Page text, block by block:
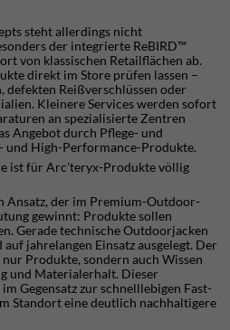
steht allerdings nicht
der integrierte ReBIRD™
von klassischen Retailflächen ab.
direkt im Store prüfen lassen –
defekten Reißverschlüssen oder
Kleinere Services werden sofort
an spezialisierte Zentren
Angebot durch Pflege- und
und High-Performance-Produkte.
ist für Arc'teryx-Produkte völlig
Ansatz, der im Premium-Outdoor-
gewinnt: Produkte sollen
Gerade technische Outdoorjacken
jahrelangen Einsatz ausgelegt. Der
Produkte, sondern auch Wissen
und Materialerhalt. Dieser
Gegensatz zur schnelllebigen Fast-
Standort eine deutlich nachhaltigere